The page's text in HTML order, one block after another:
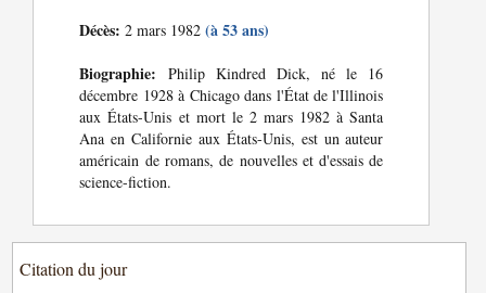
Décès: 2 mars 1982(à 53 ans)
Biographie: Philip Kindred Dick, né le 16
décembre 1928 à Chicago dans l'État de l'Illinois
aux États-Unis et mort le 2 mars 1982 à Santa
Ana en Californie aux États-Unis, est un auteur
américain de romans, de nouvelles et d'essais de
science-fiction.
Citation du jour